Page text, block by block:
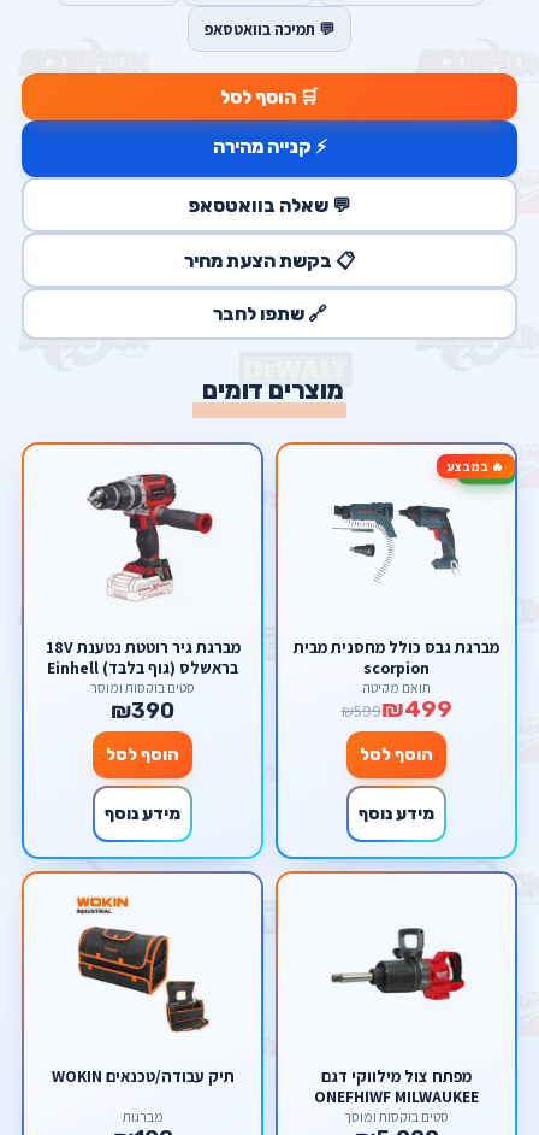
💬 תמיכה בוואטסאפ
🛒 הוסף לסל
⚡ קנייה מהירה
💬 שאלה בוואטסאפ
📋 בקשת הצעת מחיר
🔗 שתפו לחבר
מוצרים דומים
🔥 במבצע-17%
מברגת גבס כולל מחסנית מבית
scorpion
תואם מקיטה
₪499
₪599
הוסף לסל
מידע נוסף
מברגת גיר רוטטת נטענת 18V
בראשלס (גוף בלבד) Einhell
18V TE-CD 18 Li-I BL
סטים בוקסות ומוסך
₪390
הוסף לסל
מידע נוסף
מפתח צול מילווקי דגם
ONEFHIWF MILWAUKEE
סטים בוקסות ומוסך
תיק עבודה/טכנאים WOKIN
מברגות